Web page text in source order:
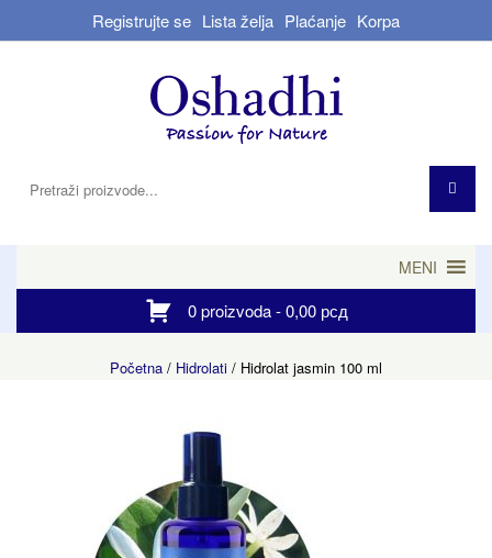
Registrujte se Lista želja Plaćanje Korpa
MENI
0 proizvoda -0,00 рсд
Početna / Hidrolati / Hidrolat jasmin 100 ml